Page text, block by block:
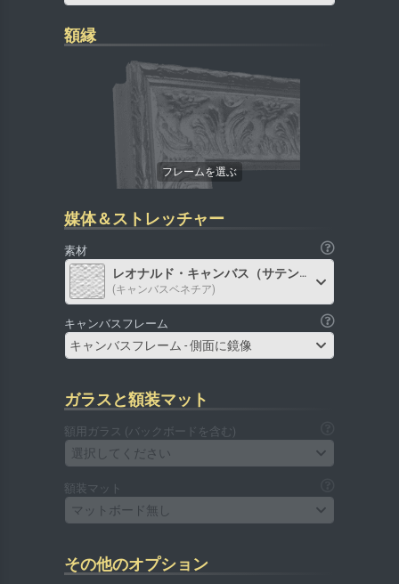
額縁
媒体＆ストレッチャー
素材
レオナルド・キャンバス（サテン）
(キャンバスベネチア)
キャンバスフレーム
キャンバスフレーム - 側面に鏡像
ガラスと額装マット
額用ガラス (バックボードを含む)
選択してください
額装マット
マットボード無し
その他のオプション